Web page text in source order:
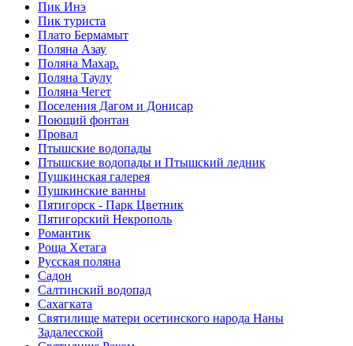
Пик Инэ
Пик туриста
Плато Бермамыт
Поляна Азау
Поляна Махар.
Поляна Таулу
Поляна Чегет
Поселения Дагом и Донисар
Поющий фонтан
Провал
Птышские водопады
Птышские водопады и Птышский ледник
Пушкинская галерея
Пушкинские ванны
Пятигорск - Парк Цветник
Пятигорский Некрополь
Романтик
Роща Хетага
Русская поляна
Садон
Салтинский водопад
Сахагката
Святилище матери осетинского народа Наны
Задалесской